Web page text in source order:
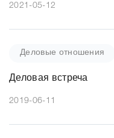
2021-05-12
Деловые отношения
Деловая встреча
2019-06-11